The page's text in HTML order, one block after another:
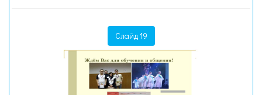
Слайд 19